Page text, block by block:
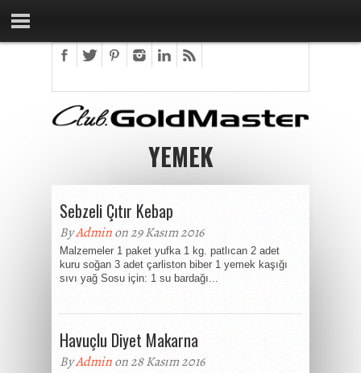
YEMEK
Sebzeli Çıtır Kebap
ByAdminon 29 Kasım 2016
Malzemeler 1 paket yufka 1 kg. patlıcan 2 adet
kuru soğan 3 adet çarliston biber 1 yemek kaşığı
sıvı yağ Sosu için: 1 su bardağı...
Havuçlu Diyet Makarna
ByAdminon 28 Kasım 2016